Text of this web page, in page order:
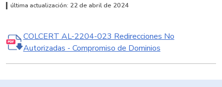
última actualización: 22 de abril de 2024
COLCERT AL-2204-023 Redirecciones No
Autorizadas - Compromiso de Dominios